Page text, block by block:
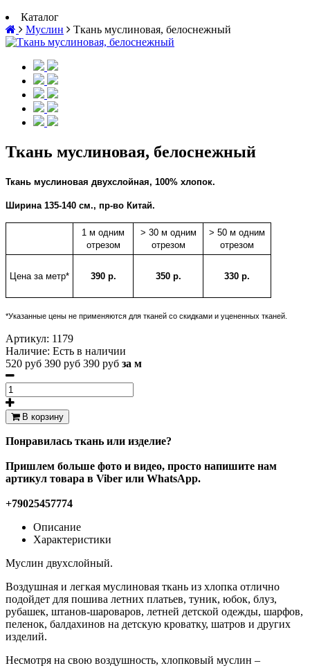
Каталог
Муслин
Ткань муслиновая, белоснежный
Ткань муслиновая, белоснежный
Ткань муслиновая двухслойная, 100% хлопок.
Ширина 135-140 см., пр-во Китай.
1 м одним
отрезом
> 30 м одним
отрезом
> 50 м одним
отрезом
Цена за метр* 390 р. 350 р. 330 р.
*Указанные цены не применяются для тканей со скидками и уцененных тканей.
Артикул: 1179
Наличие: Есть в наличии
520 руб 390 руб 390 руб за м
В корзину
Понравилась ткань или изделие?
Пришлем больше фото и видео, просто напишите нам
артикул товара в Viber или WhatsApp.
+79025457774
Описание
Характеристики
Муслин двухслойный.
Воздушная и легкая муслиновая ткань из хлопка отлично
подойдет для пошива летних платьев, туник, юбок, блуз,
рубашек, штанов-шароваров, летней детской одежды, шарфов,
пеленок, балдахинов на детскую кроватку, шатров и других
изделий.
Несмотря на свою воздушность, хлопковый муслин –